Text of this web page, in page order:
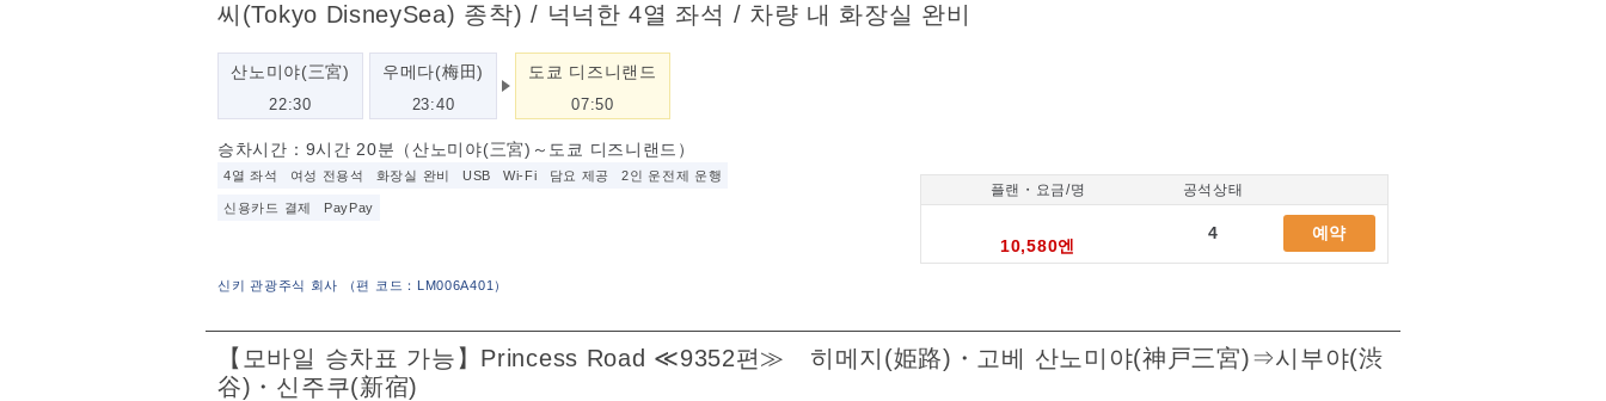
씨(Tokyo DisneySea) 종착) / 넉넉한 4열 좌석 / 차량 내 화장실 완비
신키 관광주식 회사 （편 코드：LM006A401 ）
산노미야(三宮)
22:30
우메다(梅田)
23:40
도쿄 디즈니랜드
07:50
승차시간：9시간 20분（산노미야(三宮)～도쿄 디즈니랜드）
4열 좌석 여성 전용석 화장실 완비 USB Wi-Fi 담요 제공 2인 운전제 운행
신용카드 결제 PayPay
플랜・요금/명 공석상태
10,580엔
4 예약
【모바일 승차표 가능】Princess Road ≪9352편≫ 히메지(姫路)・고베 산노미야(神戸三宮)⇒시부야(渋
谷)・신주쿠(新宿)